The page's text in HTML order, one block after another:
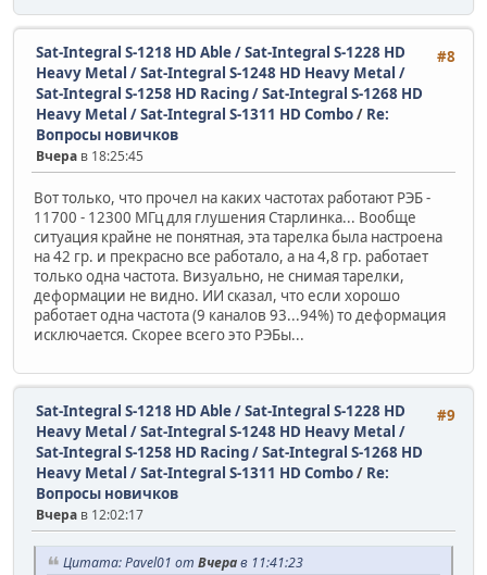
#8
Sat-Integral S-1218 HD Able / Sat-Integral S-1228 HD
Heavy Metal / Sat-Integral S-1248 HD Heavy Metal /
Sat-Integral S-1258 HD Racing / Sat-Integral S-1268 HD
Heavy Metal / Sat-Integral S-1311 HD Combo/ Re:
Вопросы новичков
Вчера в 18:25:45
Вот только, что прочел на каких частотах работают РЭБ -
11700 - 12300 МГц для глушения Старлинка... Вообще
ситуация крайне не понятная, эта тарелка была настроена
на 42 гр. и прекрасно все работало, а на 4,8 гр. работает
только одна частота. Визуально, не снимая тарелки,
деформации не видно. ИИ сказал, что если хорошо
работает одна частота (9 каналов 93...94%) то деформация
исключается. Скорее всего это РЭБы...
#9
Sat-Integral S-1218 HD Able / Sat-Integral S-1228 HD
Heavy Metal / Sat-Integral S-1248 HD Heavy Metal /
Sat-Integral S-1258 HD Racing / Sat-Integral S-1268 HD
Heavy Metal / Sat-Integral S-1311 HD Combo/ Re:
Вопросы новичков
Вчера в 12:02:17
Цитата: Pavel01 от Вчерав 11:41:23